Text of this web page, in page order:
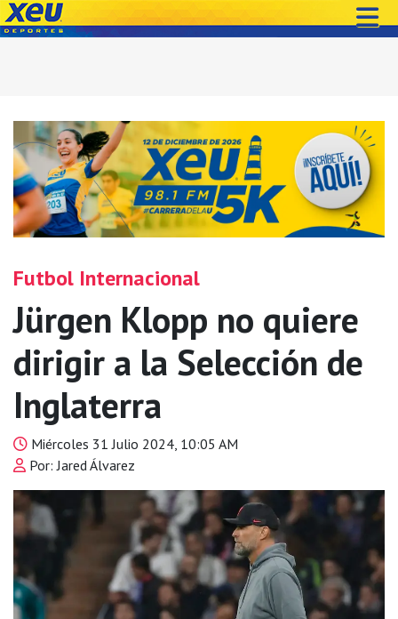
Futbol Internacional
Jürgen Klopp no quiere
dirigir a la Selección de
Inglaterra
Miércoles 31 Julio 2024, 10:05 AM
Por: Jared Álvarez